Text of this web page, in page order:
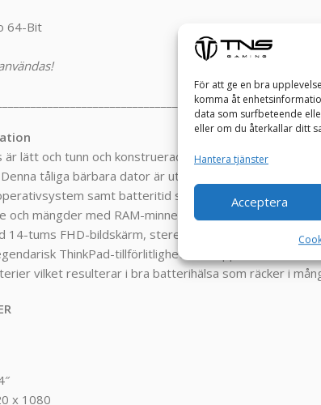
För att ge en bra
komma åt
data som surfbeteende
eller om du återkallar ditt
Hantera tjänster
Acceptera
64-Bit
är lätt och tunn och konstruerad för att stärka
tåliga bärbara dator är utrustad med
samt batteritid som räcker hela dagen,
och mängder med RAM-minne. Den kan dessutom roa
14-tums FHD-bildskärm, stereohögtalare och Hi-Res-
ThinkPad-tillförlitlighet och support. Datorn är
vilket resulterar i bra batterihälsa som räcker i
x 1080